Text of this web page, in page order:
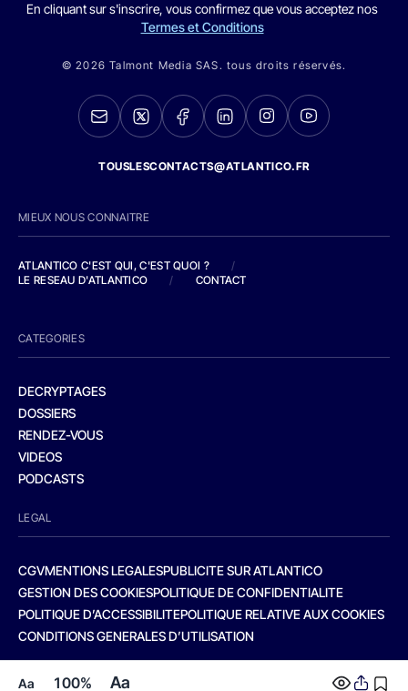
Aa 100% Aa
En cliquant sur s'inscrire, vous confirmez que vous acceptez nos
Termes et Conditions
© 2026 Talmont Media SAS. tous droits réservés.
TOUSLESCONTACTS@ATLANTICO.FR
MIEUX NOUS CONNAITRE
ATLANTICO C'EST QUI, C'EST QUOI ?
/
LE RESEAU D'ATLANTICO
/ CONTACT
CATEGORIES
DECRYPTAGES
DOSSIERS
RENDEZ-VOUS
VIDEOS
PODCASTS
LEGAL
CGVMENTIONS LEGALESPUBLICITE SUR ATLANTICO
GESTION DES COOKIESPOLITIQUE DE CONFIDENTIALITE
POLITIQUE D’ACCESSIBILITEPOLITIQUE RELATIVE AUX COOKIES
CONDITIONS GENERALES D’UTILISATION